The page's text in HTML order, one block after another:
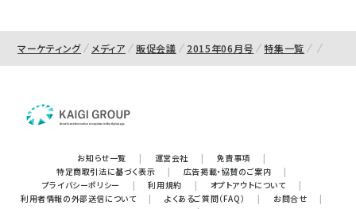
マーケティング メディア 販促会議 2015年06月号 特集一覧
お知らせ一覧 | 運営会社 | 免責事項
|
特定商取引法に基づく表示
| 広告掲載・協賛のご案内
|
プライバシーポリシー
| 利用規約 | オプトアウトについて
|
利用者情報の外部送信について
| よくあるご質問（FAQ） | お問合せ
|